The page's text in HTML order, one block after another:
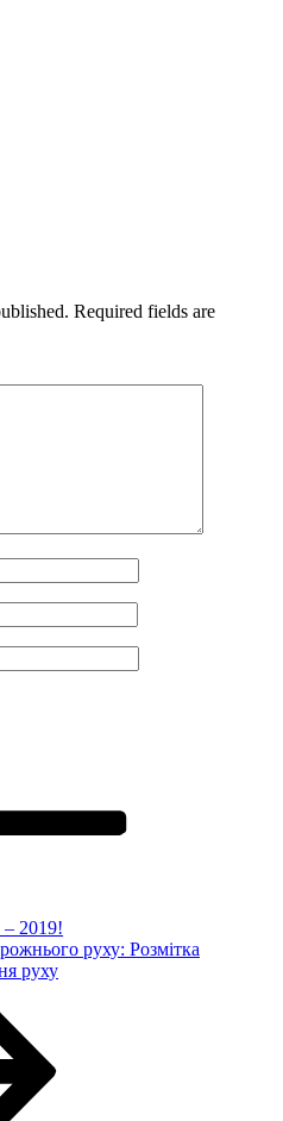
Required fields are
– 2019!
руху: Розмітка
руху